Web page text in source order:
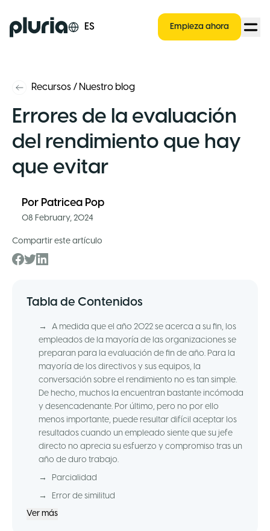
Logo Pluria ES Empieza ahora
Recursos / Nuestro blog
Errores de la evaluación
del rendimiento que hay
que evitar
Por Patricea Pop
08 February, 2024
Compartir este artículo
Tabla de Contenidos
→
A medida que el año 2022 se acerca a su fin, los
empleados de la mayoría de las organizaciones se
preparan para la evaluación de fin de año. Para la
mayoría de los directivos y sus equipos, la
conversación sobre el rendimiento no es tan simple.
De hecho, muchos la encuentran bastante incómoda
y desencadenante. Por último, pero no por ello
menos importante, puede resultar difícil aceptar los
resultados cuando un empleado siente que su jefe
directo no aprecia su esfuerzo y compromiso tras un
año de duro trabajo.
→
Parcialidad
→
Error de similitud
Ver más